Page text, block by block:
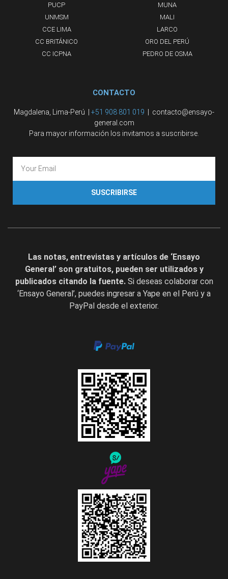
PUCP
UNMSM
CCE LIMA
CC BRITÁNICO
CC ICPNA
MUNA
MALI
LARCO
ORO DEL PERÚ
PEDRO DE OSMA
CONTACTO
Magdalena, Lima-Perú | +51 908 801 019
| contacto@ensayo-
general.com
Para mayor información los invitamos a suscribirse.
SUSCRIBIRSE
Las notas, entrevistas y artículos de ‘Ensayo
General’ son gratuitos, pueden ser utilizados y
publicados citando la fuente. Si deseas colaborar con
‘Ensayo General’, puedes ingresar a Yape en el Perú y a
PayPal desde el exterior.